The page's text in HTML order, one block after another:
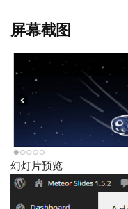
屏幕截图
幻灯片预览